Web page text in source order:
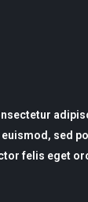
sed
felis eget